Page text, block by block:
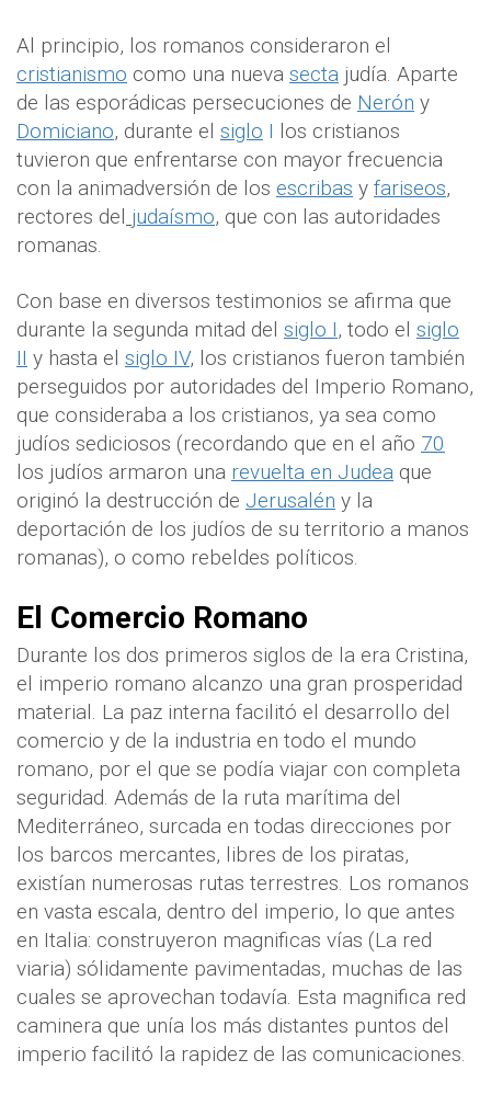
Al principio, los romanos consideraron el
cristianismo como una nueva secta judía. Aparte
de las esporádicas persecuciones de Nerón y
Domiciano, durante el siglo I los cristianos
tuvieron que enfrentarse con mayor frecuencia
con la animadversión de los escribas y fariseos,
rectores del judaísmo, que con las autoridades
romanas.
Con base en diversos testimonios se afirma que
durante la segunda mitad del siglo I, todo el siglo
II y hasta el siglo IV, los cristianos fueron también
perseguidos por autoridades del Imperio Romano,
que consideraba a los cristianos, ya sea como
judíos sediciosos (recordando que en el año 70
los judíos armaron una revuelta en Judea que
originó la destrucción de Jerusalén y la
deportación de los judíos de su territorio a manos
romanas), o como rebeldes políticos.
El Comercio Romano
Durante los dos primeros siglos de la era Cristina,
el imperio romano alcanzo una gran prosperidad
material. La paz interna facilitó el desarrollo del
comercio y de la industria en todo el mundo
romano, por el que se podía viajar con completa
seguridad. Además de la ruta marítima del
Mediterráneo, surcada en todas direcciones por
los barcos mercantes, libres de los piratas,
existían numerosas rutas terrestres. Los romanos
en vasta escala, dentro del imperio, lo que antes
en Italia: construyeron magnificas vías (La red
viaria) sólidamente pavimentadas, muchas de las
cuales se aprovechan todavía. Esta magnifica red
caminera que unía los más distantes puntos del
imperio facilitó la rapidez de las comunicaciones.